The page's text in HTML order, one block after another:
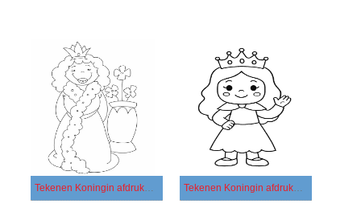
Tekenen Koningin afdrukbaar voor kinderen Tekenen Koningin afdrukbaar